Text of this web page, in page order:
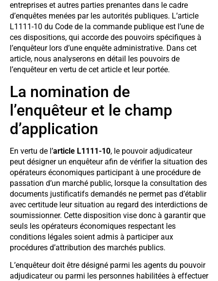
entreprises et autres parties prenantes dans le cadre
d’enquêtes menées par les autorités publiques. L’article
L1111-10 du Code de la commande publique est l’une de
ces dispositions, qui accorde des pouvoirs spécifiques à
l’enquêteur lors d’une enquête administrative. Dans cet
article, nous analyserons en détail les pouvoirs de
l’enquêteur en vertu de cet article et leur portée.
La nomination de
l’enquêteur et le champ
d’application
En vertu de l’article L1111-10, le pouvoir adjudicateur
peut désigner un enquêteur afin de vérifier la situation des
opérateurs économiques participant à une procédure de
passation d’un marché public, lorsque la consultation des
documents justificatifs demandés ne permet pas d’établir
avec certitude leur situation au regard des interdictions de
soumissionner. Cette disposition vise donc à garantir que
seuls les opérateurs économiques respectant les
conditions légales soient admis à participer aux
procédures d’attribution des marchés publics.
L’enquêteur doit être désigné parmi les agents du pouvoir
adjudicateur ou parmi les personnes habilitées à effectuer